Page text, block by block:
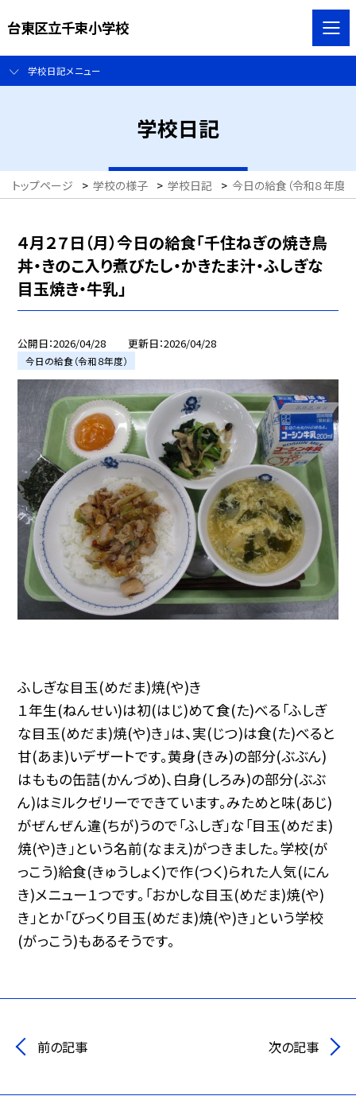
台東区立千束小学校
学校日記メニュー
学校日記
トップページ > 学校の様子 > 学校日記 > 今日の給食（令和８年度）
４月２７日（月）今日の給食「千住ねぎの焼き鳥
丼・きのこ入り煮びたし・かきたま汁・ふしぎな
目玉焼き・牛乳」
公開日 2026/04/28 更新日 2026/04/28
今日の給食（令和８年度）
ふしぎな目玉(めだま)焼(や)き
１年生(ねんせい)は初(はじ)めて食(た)べる「ふしぎ
な目玉(めだま)焼(や)き」は、実(じつ)は食(た)べると
甘(あま)いデザートです。黄身(きみ)の部分(ぶぶん)
はももの缶詰(かんづめ)、白身(しろみ)の部分(ぶぶ
ん)はミルクゼリーでできています。みためと味(あじ)
がぜんぜん違(ちが)うので「ふしぎ」な「目玉(めだま)
焼(や)き」という名前(なまえ)がつきました。学校(が
っこう)給食(きゅうしょく)で作(つく)られた人気(にん
き)メニュー１つです。「おかしな目玉(めだま)焼(や)
き」とか「びっくり目玉(めだま)焼(や)き」という学校
(がっこう)もあるそうです。
前の記事 次の記事